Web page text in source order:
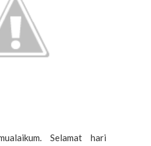
Selamat hari